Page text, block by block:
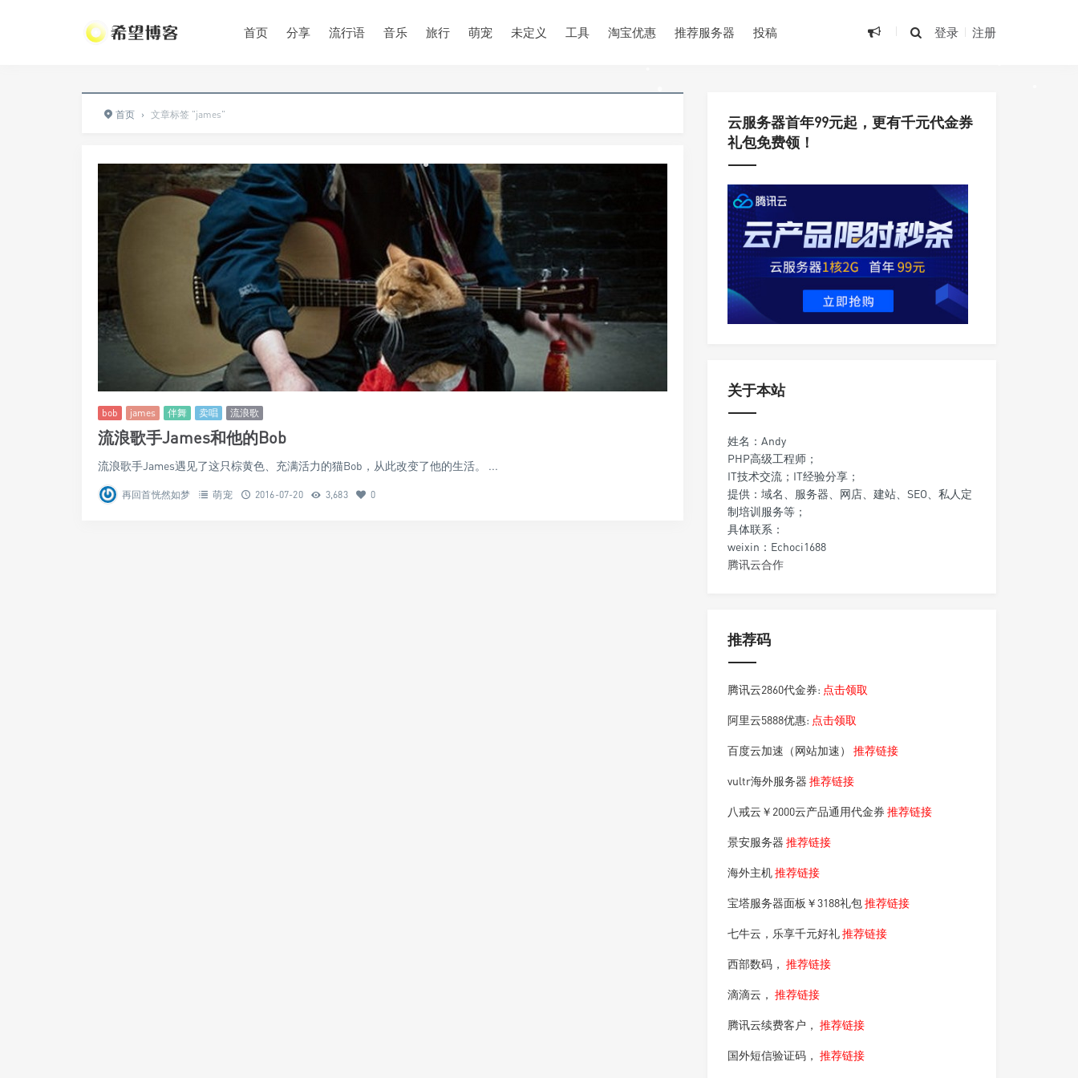
首页 分享 流行语 音乐 旅行 萌宠 未定义 工具 淘宝优惠 推荐服务器 投稿 登录 注册
首页 › 文章标签 "james"
bob james 伴舞 卖唱 流浪歌
流浪歌手James和他的Bob
流浪歌手James遇见了这只棕黄色、充满活力的猫Bob，从此改变了他的生活。 ...
再回首恍然如梦 萌宠 2016-07-20 3,683 0
云服务器首年99元起，更有千元代金券
礼包免费领！
关于本站
姓名：Andy
PHP高级工程师；
IT技术交流；IT经验分享；
提供：域名、服务器、网店、建站、SEO、私人定
制培训服务等；
具体联系：
weixin：Echoci1688
腾讯云合作
推荐码
腾讯云2860代金券: 点击领取
阿里云5888优惠: 点击领取
百度云加速（网站加速）推荐链接
vultr海外服务器推荐链接
八戒云￥2000云产品通用代金券推荐链接
景安服务器推荐链接
海外主机推荐链接
宝塔服务器面板￥3188礼包推荐链接
七牛云，乐享千元好礼推荐链接
西部数码，推荐链接
滴滴云，推荐链接
腾讯云续费客户，推荐链接
国外短信验证码，推荐链接
•
•
•